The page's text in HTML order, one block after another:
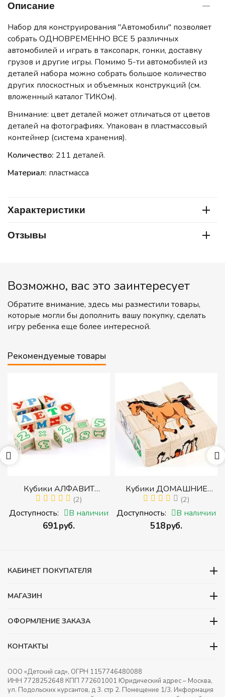
Описание
Набор для конструирования "Автомобили" позволяет
собрать ОДНОВРЕМЕННО ВСЕ 5 различных
автомобилей и играть в таксопарк, гонки, доставку
грузов и другие игры. Помимо 5-ти автомобилей из
деталей набора можно собрать большое количество
других плоскостных и объемных конструкций (см.
вложенный каталог ТИКОм).
Внимание: цвет деталей может отличаться от цветов
деталей на фотографиях. Упакован в пластмассовый
контейнер (система хранения).
Количество: 211 деталей.
Материал: пластмасса
Характеристики
Отзывы
Возможно, вас это заинтересует
Обратите внимание, здесь мы разместили товары,
которые могли бы дополнить вашу покупку, сделать
игру ребенка еще более интересной.
Рекомендуемые товары
Кубики АЛФАВИТ
РУССКИЙ С ЦИФРАМИ
(Томик) (Набор кубиков с
буквами, цифрами,
математическими знаками
(2)
Доступность: В наличии
‍691‍руб.
Кубики ДОМАШНИЕ
ЖИВОТНЫЕ (Томик)
(Набор кубиков
разрезных (складных))
(2)
Доступность: В наличии
‍518‍руб.
КАБИНЕТ ПОКУПАТЕЛЯ
МАГАЗИН
ОФОРМЛЕНИЕ ЗАКАЗА
КОНТАКТЫ
ООО «Детский сад», ОГРН 1157746480088
ИНН 7728252648 КПП 772601001 Юридический адрес – Москва,
ул. Подольских курсантов, д 3. стр 2. Помещение 1/3. Информация